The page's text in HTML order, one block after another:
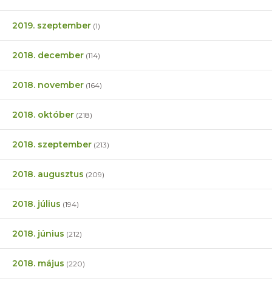
2019. szeptember (1)
2018. december (114)
2018. november (164)
2018. október (218)
2018. szeptember (213)
2018. augusztus (209)
2018. július (194)
2018. június (212)
2018. május (220)